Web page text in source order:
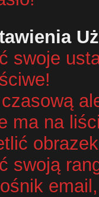
swoje
ma na
swoją